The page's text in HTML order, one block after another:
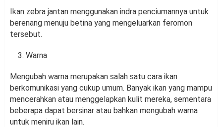
Ikan zebra jantan menggunakan indra penciumannya untuk
berenang menuju betina yang mengeluarkan feromon
tersebut.
Warna
Mengubah warna merupakan salah satu cara ikan
berkomunikasi yang cukup umum. Banyak ikan yang mampu
mencerahkan atau menggelapkan kulit mereka, sementara
beberapa dapat bersinar atau bahkan mengubah warna
untuk meniru ikan lain.